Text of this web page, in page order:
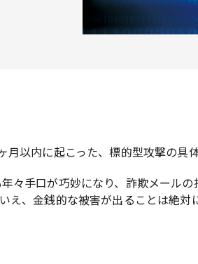
月以内に起こった、標的型攻撃の具
々手口が巧妙になり、詐欺メール
、金銭的な被害が出ることは絶